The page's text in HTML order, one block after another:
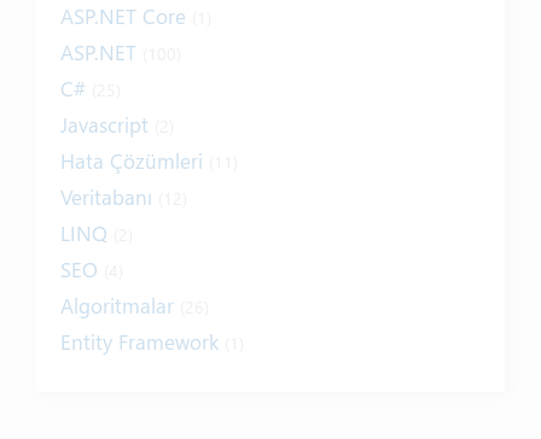
ASP.NET Core
ASP.NET
C#
Javascript
Hata Çözümleri
Veritabanı
LINQ
SEO
Algoritmalar
Entity Framework